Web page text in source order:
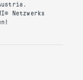
Netzwerks